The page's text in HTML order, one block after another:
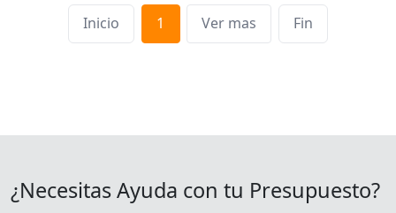
Inicio 1 Ver mas Fin
¿Necesitas Ayuda con tu Presupuesto?